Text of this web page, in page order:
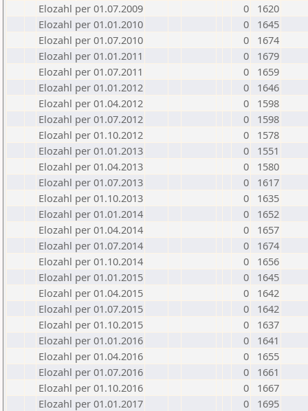
Elozahl per 01.07.2009
0
1620
Elozahl per 01.01.2010
0
1645
Elozahl per 01.07.2010
0
1674
Elozahl per 01.01.2011
0
1679
Elozahl per 01.07.2011
0
1659
Elozahl per 01.01.2012
0
1646
Elozahl per 01.04.2012
0
1598
Elozahl per 01.07.2012
0
1598
Elozahl per 01.10.2012
0
1578
Elozahl per 01.01.2013
0
1551
Elozahl per 01.04.2013
0
1580
Elozahl per 01.07.2013
0
1617
Elozahl per 01.10.2013
0
1635
Elozahl per 01.01.2014
0
1652
Elozahl per 01.04.2014
0
1657
Elozahl per 01.07.2014
0
1674
Elozahl per 01.10.2014
0
1656
Elozahl per 01.01.2015
0
1645
Elozahl per 01.04.2015
0
1642
Elozahl per 01.07.2015
0
1642
Elozahl per 01.10.2015
0
1637
Elozahl per 01.01.2016
0
1641
Elozahl per 01.04.2016
0
1655
Elozahl per 01.07.2016
0
1661
Elozahl per 01.10.2016
0
1667
Elozahl per 01.01.2017
0
1695